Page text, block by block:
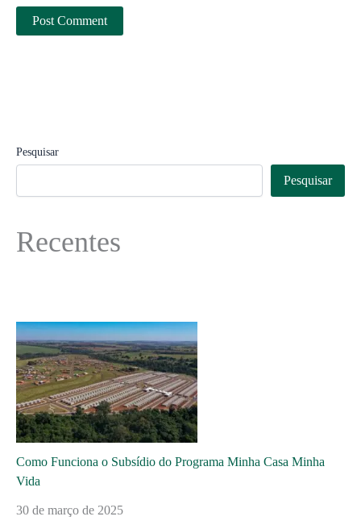
Pesquisar
Pesquisar
Recentes
Como Funciona o Subsídio do Programa Minha Casa Minha
Vida
30 de março de 2025